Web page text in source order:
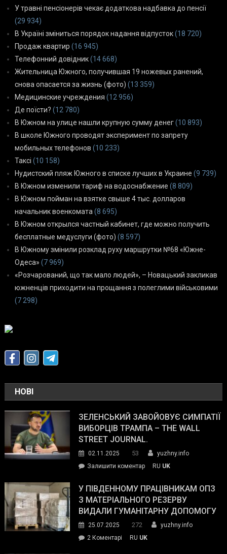
У травні пенсіонерів чекає додаткова надбавка до пенсії
(29 934)
В Україні зміниться порядок надання відпусток(18 720)
Продаж квартир (16 945)
Телефонний довідник(14 668)
Жительница Южного, получившая 19 ножевых ранений,
снова опасается за жизнь (фото) (13 359)
Медицинские учреждения (12 956)
Де поїсти? (12 780)
В Южном на улице нашли крупную сумму денег(10 893)
В школе Южного проводят эксперимент по запрету
мобильных телефонов (10 233)
Таксі (10 158)
Нудистский пляж Южного в списке лучших в Украине (9 739)
В Южном изменили тариф на водоснабжение (8 809)
В Южном пойман на взятке свыше 4 тыс. долларов
начальник военкомата (8 695)
В Южном открылся частный кабинет, где можно получить
бесплатные медуслуги (фото) (8 597)
В Южному змінили розклад руху маршрутки №68 «Южне-
Одеса» (7 969)
«Розчарований, що так мало людей», – Новацький закликав
южненців приходити на прощання з полеглими військовими
(7 298)
НОВІ
ЗЕЛЕНСЬКИЙ ЗАВОЙОВУЄ СИМПАТІЇ
ВИБОРЦІВ ТРАМПА – THE WALL
STREET JOURNAL.
02.11.2025 53
yuzhny.info
Залишити коментарon
завойовує
симпатії
виборців
The
RU UK
У ПІВДЕННОМУ ПРАЦІВНИКАМ ОПЗ
З МАТЕРІАЛЬНОГО РЕЗЕРВУ
ВИДАЛИ ГУМАНІТАРНУ ДОПОМОГУ
25.07.2025 272
yuzhny.info
2 Коментарі
RU UK